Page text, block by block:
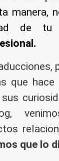
manera,
de tu
.
que hace
que lo